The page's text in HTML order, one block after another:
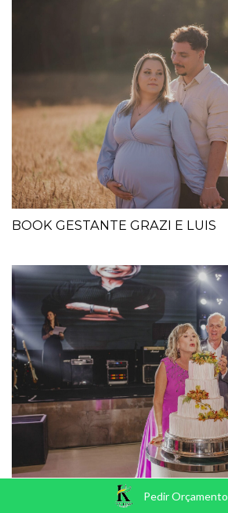
BOOK GESTANTE GRAZI E LUIS
ANIVERSÁRIO 60 ANOS MARINES
Pedir Orçamento